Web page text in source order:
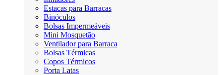
Estacas para Barracas
Binóculos
Bolsas Impermeáveis
Mini Mosquetão
Ventilador para Barraca
Bolsas Térmicas
Copos Térmicos
Porta Latas